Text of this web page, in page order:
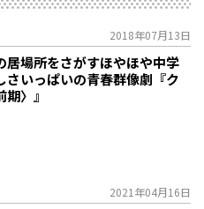
2018年07月13日
居場所をさがすほやほや中学
さいっぱいの青春群像劇『ク
〉』
2021年04月16日